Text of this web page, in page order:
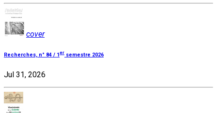
cover
Recherches, n° 84 / 1 er semestre 2026
Jul 31, 2026